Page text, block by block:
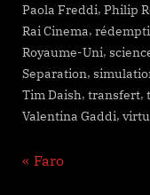
Paola Freddi, Philip
Rai Cinema,
Royaume-Uni,
Separation,
Tim Daish, transfert,
Valentina Gaddi,
Navigation
P
Faro